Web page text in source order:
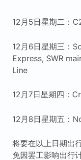
12月5日星期二：
12月6日星期三：
Express, SWR
Line
12月7日星期四：
12月8日星期五：
将要在以上日期出
免因罢工影响出行计